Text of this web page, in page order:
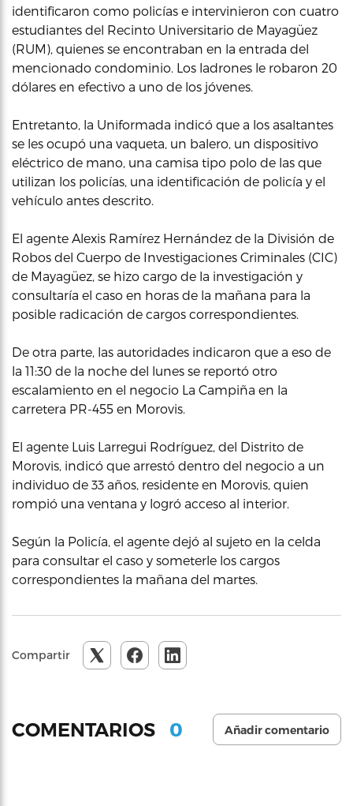
identificaron como policías e intervinieron con cuatro
estudiantes del Recinto Universitario de Mayagüez
(RUM), quienes se encontraban en la entrada del
mencionado condominio. Los ladrones le robaron 20
dólares en efectivo a uno de los jóvenes.
Entretanto, la Uniformada indicó que a los asaltantes
se les ocupó una vaqueta, un balero, un dispositivo
eléctrico de mano, una camisa tipo polo de las que
utilizan los policías, una identificación de policía y el
vehículo antes descrito.
El agente Alexis Ramírez Hernández de la División de
Robos del Cuerpo de Investigaciones Criminales (CIC)
de Mayagüez, se hizo cargo de la investigación y
consultaría el caso en horas de la mañana para la
posible radicación de cargos correspondientes.
De otra parte, las autoridades indicaron que a eso de
la 11:30 de la noche del lunes se reportó otro
escalamiento en el negocio La Campiña en la
carretera PR-455 en Morovis.
El agente Luis Larregui Rodríguez, del Distrito de
Morovis, indicó que arrestó dentro del negocio a un
individuo de 33 años, residente en Morovis, quien
rompió una ventana y logró acceso al interior.
Según la Policía, el agente dejó al sujeto en la celda
para consultar el caso y someterle los cargos
correspondientes la mañana del martes.
Compartir
COMENTARIOS 0 Añadir comentario